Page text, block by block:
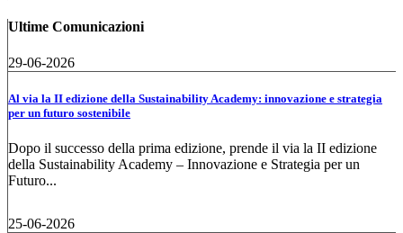
Ultime Comunicazioni
29-06-2026
Al via la II edizione della Sustainability Academy: innovazione e strategia
per un futuro sostenibile
Dopo il successo della prima edizione, prende il via la II edizione
della Sustainability Academy – Innovazione e Strategia per un
Futuro...
25-06-2026